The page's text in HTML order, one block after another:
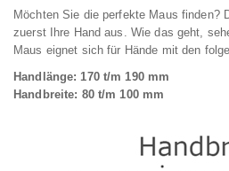
Möchten Sie die perfekte Maus finden?
zuerst Ihre Hand aus. Wie das geht,
Maus eignet sich für Hände mit den
Handlänge: 170 t/m 190 mm
Handbreite: 80 t/m 100 mm